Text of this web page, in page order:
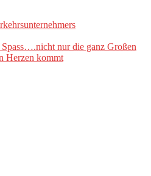
nur die ganz Großen
Herzen kommt